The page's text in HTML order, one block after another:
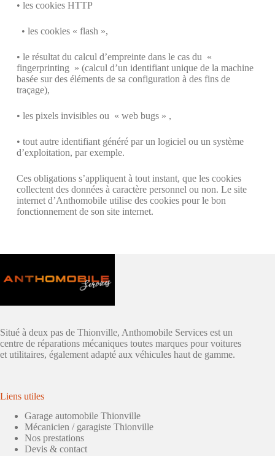
• les cookies HTTP
• les cookies « flash »,
• le résultat du calcul d’empreinte dans le cas du «
fingerprinting » (calcul d’un identifiant unique de la machine
basée sur des éléments de sa configuration à des fins de
traçage),
• les pixels invisibles ou « web bugs » ,
• tout autre identifiant généré par un logiciel ou un système
d’exploitation, par exemple.
Ces obligations s’appliquent à tout instant, que les cookies
collectent des données à caractère personnel ou non. Le site
internet d’Anthomobile utilise des cookies pour le bon
fonctionnement de son site internet.
Situé à deux pas de Thionville, Anthomobile Services est un
centre de réparations mécaniques toutes marques pour voitures
et utilitaires, également adapté aux véhicules haut de gamme.
Liens utiles
Garage automobile Thionville
Mécanicien / garagiste Thionville
Nos prestations
Devis & contact